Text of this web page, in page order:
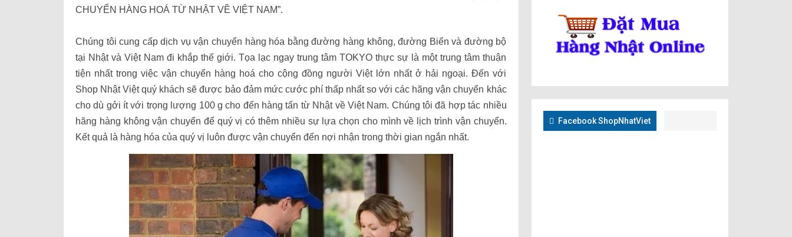
CHUYỂN HÀNG HOÁ TỪ NHẬT VỀ VIỆT NAM”.
Chúng tôi cung cấp dịch vụ vận chuyển hàng hóa bằng đường hàng không, đường Biển và đường bộ
tại Nhật và Việt Nam đi khắp thế giới. Tọa lạc ngay trung tâm TOKYO thực sự là một trung tâm thuận
tiện nhất trong việc vận chuyển hàng hoá cho cộng đồng người Việt lớn nhất ở hải ngoại. Đến với
Shop Nhật Việt quý khách sẽ được bảo đảm mức cước phí thấp nhất so với các hãng vận chuyển khác
cho dù gởi ít với trọng lượng 100 g cho đến hàng tấn từ Nhật về Việt Nam. Chúng tôi đã hợp tác nhiều
hãng hàng không vận chuyển để quý vị có thêm nhiều sự lựa chọn cho mình về lịch trình vận chuyển.
Kết quả là hàng hóa của quý vị luôn được vận chuyển đến nợi nhận trong thời gian ngắn nhất.
Facebook ShopNhatViet